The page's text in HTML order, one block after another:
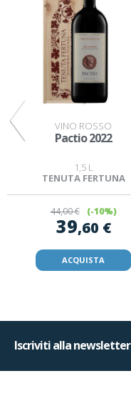
VINO ROSSO
Pactio 2022
1,5 L
TENUTA FERTUNA
44,00 € (-10%)
39,60 €
ACQUISTA
Iscriviti alla newsletter